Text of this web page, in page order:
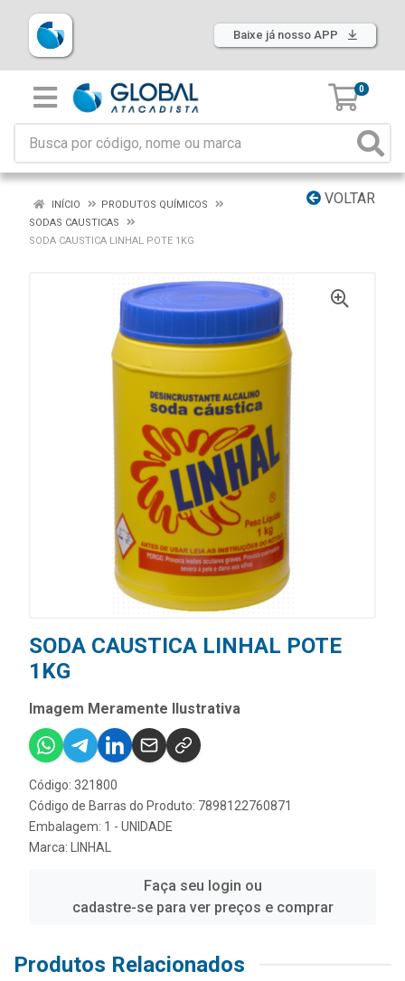
Baixe já nosso APP
0
VOLTAR
INÍCIO
PRODUTOS QUÍMICOS
SODAS CAUSTICAS
SODA CAUSTICA LINHAL POTE 1KG
SODA CAUSTICA LINHAL POTE
1KG
Imagem Meramente Ilustrativa
Código: 321800
Código de Barras do Produto: 7898122760871
Embalagem: 1 - UNIDADE
Marca:
LINHAL
Faça seu login ou
cadastre-se para ver preços e comprar
Produtos Relacionados